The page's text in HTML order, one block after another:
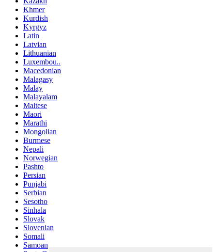
Khmer
Kurdish
Kyrgyz
Latin
Latvian
Lithuanian
Luxembou..
Macedonian
Malagasy
Malay
Malayalam
Maltese
Maori
Marathi
Mongolian
Burmese
Nepali
Norwegian
Pashto
Persian
Punjabi
Serbian
Sesotho
Sinhala
Slovak
Slovenian
Somali
Samoan